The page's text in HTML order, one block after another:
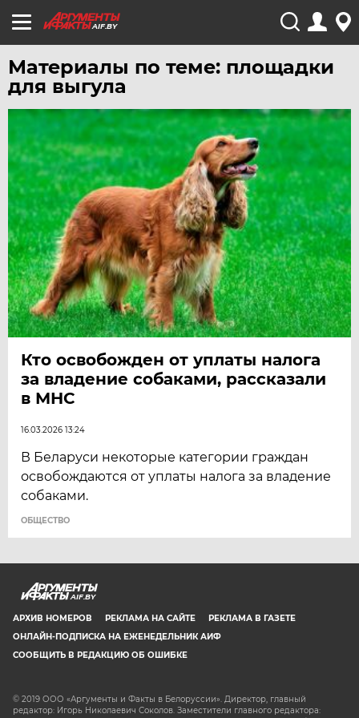
AIF.BY
Материалы по теме: площадки
для выгула
Кто освобожден от уплаты налога
за владение собаками, рассказали
в МНС
16.03.2026 13:24
В Беларуси некоторые категории граждан
освобождаются от уплаты налога за владение
собаками.
ОБЩЕСТВО
AIF.BY
АРХИВ НОМЕРОВ РЕКЛАМА НА САЙТЕ
РЕКЛАМА В ГАЗЕТЕ
ОНЛАЙН-ПОДПИСКА НА ЕЖЕНЕДЕЛЬНИК АИФ
СООБЩИТЬ В РЕДАКЦИЮ ОБ ОШИБКЕ
© 2019 ООО «Аргументы и Факты в Белоруссии». Директор, главный
редактор: Игорь Николаевич Соколов. Заместители главного редактора: